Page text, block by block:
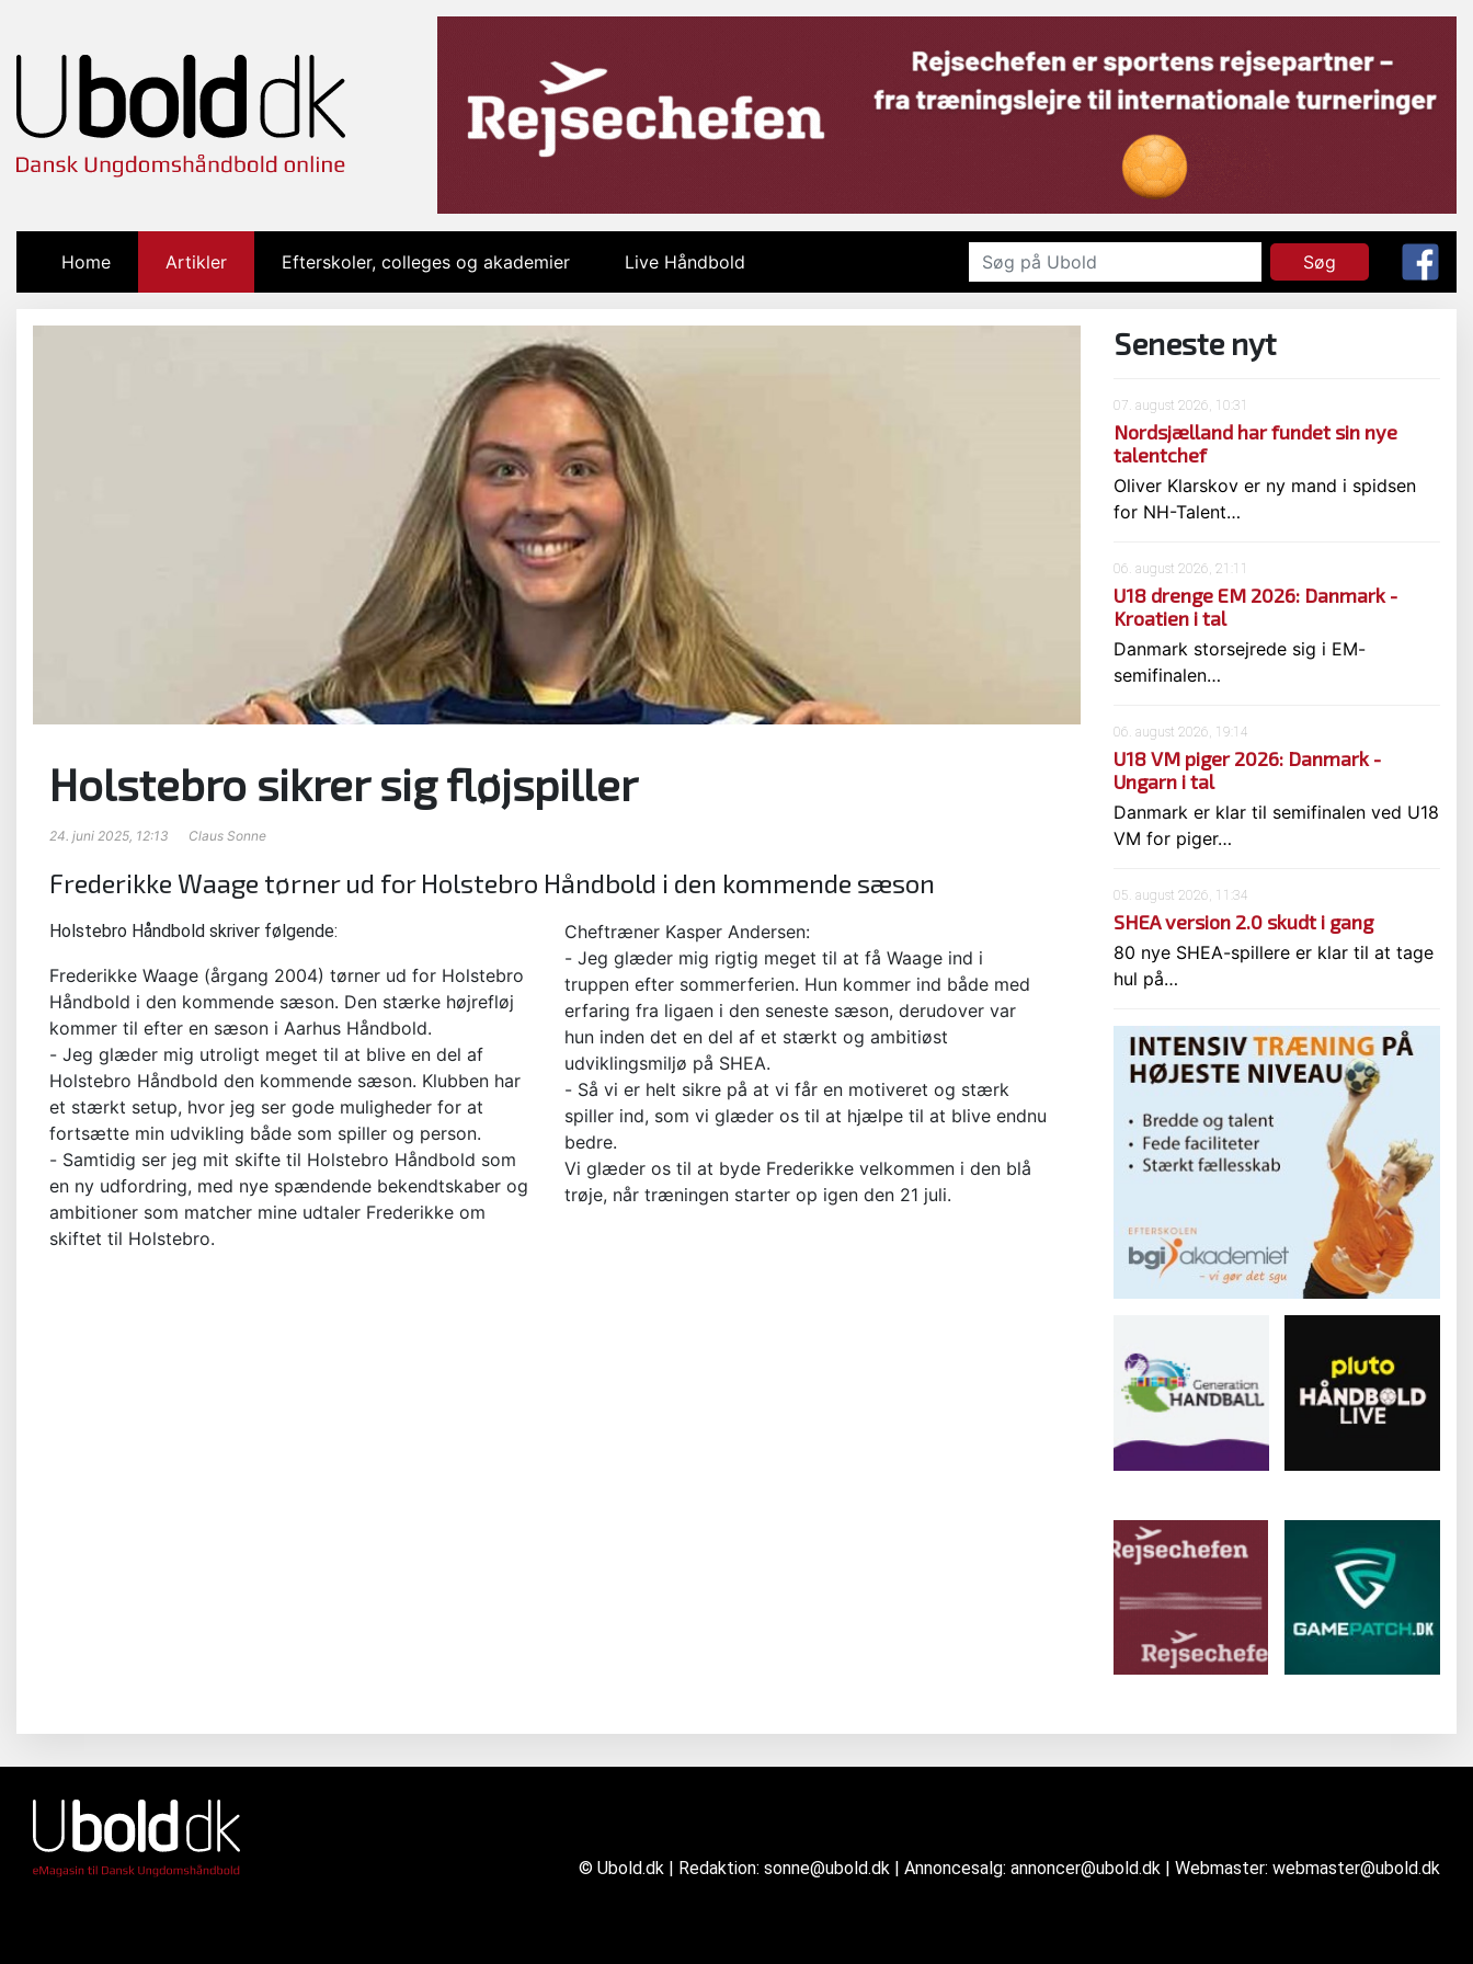
Home (current)Artikler Efterskoler, colleges og akademier Live Håndbold Søg
Holstebro sikrer sig fløjspiller
24. juni 2025, 12:13 Claus Sonne
Frederikke Waage tørner ud for Holstebro Håndbold i den kommende sæson
Holstebro Håndbold skriver følgende:
Frederikke Waage (årgang 2004) tørner ud for Holstebro
Håndbold i den kommende sæson. Den stærke højrefløj
kommer til efter en sæson i Aarhus Håndbold.
- Jeg glæder mig utroligt meget til at blive en del af
Holstebro Håndbold den kommende sæson. Klubben har
et stærkt setup, hvor jeg ser gode muligheder for at
fortsætte min udvikling både som spiller og person.
- Samtidig ser jeg mit skifte til Holstebro Håndbold som
en ny udfordring, med nye spændende bekendtskaber og
ambitioner som matcher mine udtaler Frederikke om
skiftet til Holstebro.
Cheftræner Kasper Andersen:
- Jeg glæder mig rigtig meget til at få Waage ind i
truppen efter sommerferien. Hun kommer ind både med
erfaring fra ligaen i den seneste sæson, derudover var
hun inden det en del af et stærkt og ambitiøst
udviklingsmiljø på SHEA.
- Så vi er helt sikre på at vi får en motiveret og stærk
spiller ind, som vi glæder os til at hjælpe til at blive endnu
bedre.
Vi glæder os til at byde Frederikke velkommen i den blå
trøje, når træningen starter op igen den 21 juli.
Seneste nyt
07. august 2026, 10:31
Nordsjælland har fundet sin nye
talentchef
Oliver Klarskov er ny mand i spidsen
for NH-Talent…
06. august 2026, 21:11
U18 drenge EM 2026: Danmark -
Kroatien i tal
Danmark storsejrede sig i EM-
semifinalen…
06. august 2026, 19:14
U18 VM piger 2026: Danmark -
Ungarn i tal
Danmark er klar til semifinalen ved U18
VM for piger…
05. august 2026, 11:34
SHEA version 2.0 skudt i gang
80 nye SHEA-spillere er klar til at tage
hul på…
© Ubold.dk | Redaktion: sonne@ubold.dk | Annoncesalg: annoncer@ubold.dk | Webmaster: webmaster@ubold.dk